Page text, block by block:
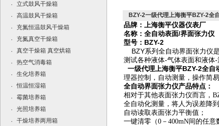
·
立式鼓风干燥箱
·
高温鼓风干燥箱
·
充氮恒温鼓风干燥箱
·
充氮真空干燥箱
·
真空干燥箱 真空烘箱
·
热空气消毒箱
·
生化培养箱
·
恒温恒湿箱
·
霉菌培养箱
·
光照培养箱
·
干燥培养两用箱
BZY-2一级代理上海衡平BZY-2全
品牌：
上海衡平仪器仪表厂
名称：全自动表面/界面张力仪
型号：BZY-2
BZY系列全自动界面张力仪
测试各种液体-气体表面和液体
一级代理上海衡平BZY-2全自
理器控制，自动测量，操作简
全自动界面张力仪产品特点：
相对于其他表面张力仪而言，
全自动化测量，将人为误差降
自动读取表面张力平衡值；
一键清零（0－400mN间的任意